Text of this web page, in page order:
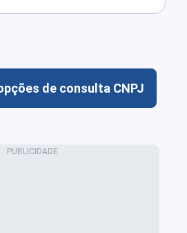
de consulta CNPJ